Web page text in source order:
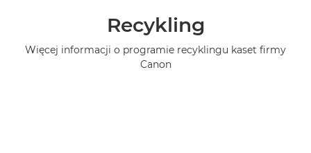
Recykling
Więcej informacji o programie recyklingu kaset firmy
Canon